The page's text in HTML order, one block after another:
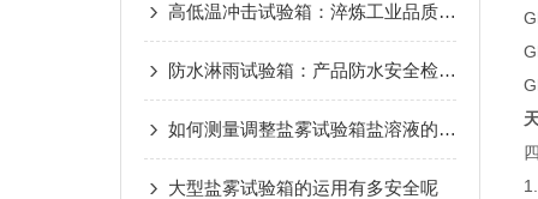
高低温冲击试验箱：淬炼工业品质的“冰火炼丹炉”
防水淋雨试验箱：产品防水安全检测核心装备
如何测量调整盐雾试验箱盐溶液的pH值
大型盐雾试验箱的运用有多安全呢